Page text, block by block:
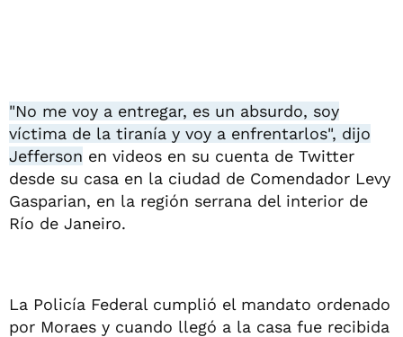
"No me voy a entregar, es un absurdo, soy
víctima de la tiranía y voy a enfrentarlos", dijo
Jefferson en videos en su cuenta de Twitter
desde su casa en la ciudad de Comendador Levy
Gasparian, en la región serrana del interior de
Río de Janeiro.
La Policía Federal cumplió el mandato ordenado
por Moraes y cuando llegó a la casa fue recibida